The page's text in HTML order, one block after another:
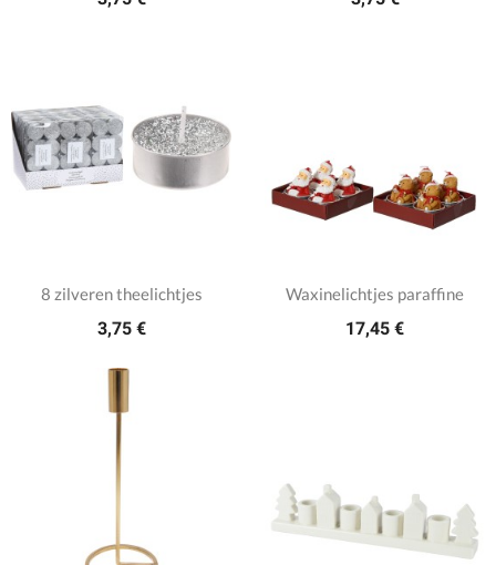
8 zilveren theelichtjes
3,75 €
Waxinelichtjes paraffine
17,45 €